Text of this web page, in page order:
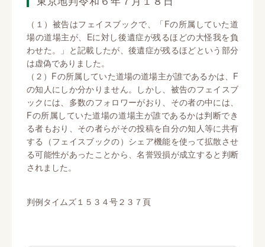
（１）被告はフェイスブックで、「Fの所属していた道
場の道場主が、Eに対し後遺症が残るほどの大怪我を負
わせた。」と記載したが、後遺症が残るほどという部分
は虚偽でありました。
（２）Fの所属していた道場の道場主が誰であるかは、F
の知人にしか分かりません。しかし、被告のフェイスブ
ックには、多数のフォロワーがおり、その者の中には、
Fの所属していた道場の道場主が誰であるかは判断でき
る者もおり、その者らがその投稿を自分の知人等に共有
する（フェイスブックの）シェア機能を使って拡散させ
る可能性があったことから、名誉毀損が成立すると判断
されました。
判例タイムズ１５３４号２３７頁